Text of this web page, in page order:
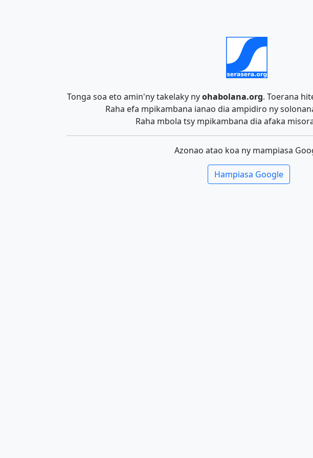
Tonga soa eto amin'ny takelaky nyohabolana.org. Toerana
Raha efa mpikambana ianao dia ampidiro ny
Raha mbola tsy mpikambana dia afaka
Azonao atao koa ny mampiasa
Hampiasa Google